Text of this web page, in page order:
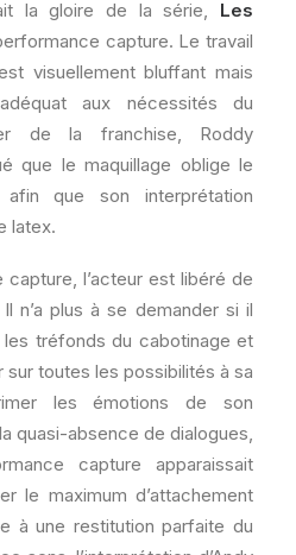
la gloire de la série, Les
capture. Le travail
visuellement bluffant mais
aux nécessités du
de la franchise, Roddy
que le maquillage oblige le
que son interprétation
latex.
l’acteur est libéré de
n’a plus à se demander si il
tréfonds du cabotinage et
toutes les possibilités à sa
les émotions de son
quasi-absence de dialogues,
capture apparaissait
le maximum d’attachement
à une restitution parfaite du